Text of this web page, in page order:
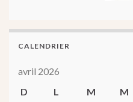
CALENDRIER
avril 2026
D
L M M